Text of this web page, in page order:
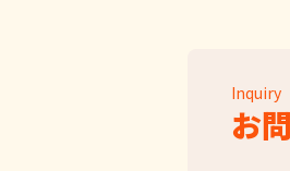
お
Inquiry